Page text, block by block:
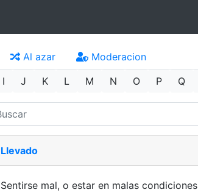
Al azar
Moderacion
I J K L M N O P Q
Llevado
Sentirse mal, o estar en malas condiciones